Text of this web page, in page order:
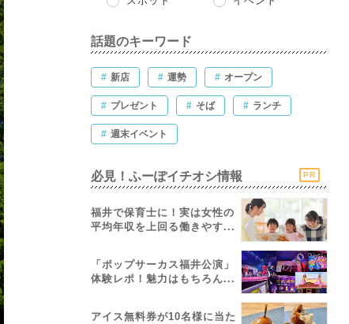
話題のキーワード
# 新店 # 運勢 # オープン
# プレゼント # そば # ランチ
# 週末イベント
必見！ふーぽイチオシ情報 PR
福井で保育士に！実は女性の
平均年収を上回る働きやす...
「ポップサーカス福井公演」
体験レポ！魅力はもちろん...
アイス無料券が10名様に当た